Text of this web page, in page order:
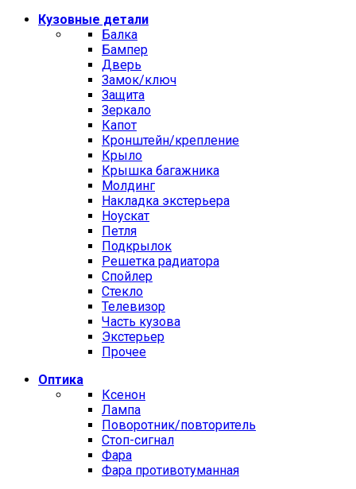
Кузовные детали
Балка
Бампер
Дверь
Замок/ключ
Защита
Зеркало
Капот
Кронштейн/крепление
Крыло
Крышка багажника
Молдинг
Накладка экстерьера
Ноускат
Петля
Подкрылок
Решетка радиатора
Спойлер
Стекло
Телевизор
Часть кузова
Экстерьер
Прочее
Оптика
Ксенон
Лампа
Поворотник/повторитель
Стоп-сигнал
Фара
Фара противотуманная